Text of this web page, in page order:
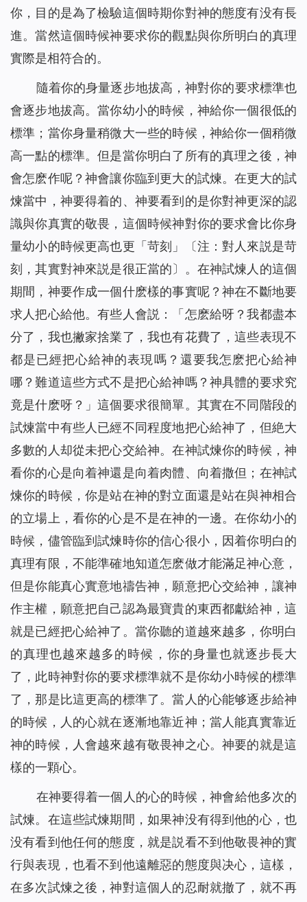
你，目的是為了檢驗這個時期你對神的態度有没有長
進。當然這個時候神要求你的觀點與你所明白的真理
實際是相符合的。
隨着你的身量逐步地拔高，神對你的要求標準也
會逐步地拔高。當你幼小的時候，神給你一個很低的
標準；當你身量稍微大一些的時候，神給你一個稍微
高一點的標準。但是當你明白了所有的真理之後，神
會怎麽作呢？神會讓你臨到更大的試煉。在更大的試
煉當中，神要得着的、神要看到的是你對神更深的認
識與你真實的敬畏，這個時候神對你的要求會比你身
量幼小的時候更高也更「苛刻」〔注：對人來説是苛
刻，其實對神來説是很正當的〕。在神試煉人的這個
期間，神要作成一個什麽樣的事實呢？神在不斷地要
求人把心給他。有些人會説：「怎麽給呀？我都盡本
分了，我也撇家捨業了，我也有花費了，這些表現不
都是已經把心給神的表現嗎？還要我怎麽把心給神
哪？難道這些方式不是把心給神嗎？神具體的要求究
竟是什麽呀？」這個要求很簡單。其實在不同階段的
試煉當中有些人已經不同程度地把心給神了，但絶大
多數的人却從未把心交給神。在神試煉你的時候，神
看你的心是向着神還是向着肉體、向着撒但；在神試
煉你的時候，你是站在神的對立面還是站在與神相合
的立場上，看你的心是不是在神的一邊。在你幼小的
時候，儘管臨到試煉時你的信心很小，因着你明白的
真理有限，不能準確地知道怎麽做才能滿足神心意，
但是你能真心實意地禱告神，願意把心交給神，讓神
作主權，願意把自己認為最寶貴的東西都獻給神，這
就是已經把心給神了。當你聽的道越來越多，你明白
的真理也越來越多的時候，你的身量也就逐步長大
了，此時神對你的要求標準就不是你幼小時候的標準
了，那是比這更高的標準了。當人的心能够逐步給神
的時候，人的心就在逐漸地靠近神；當人能真實靠近
神的時候，人會越來越有敬畏神之心。神要的就是這
樣的一顆心。
在神要得着一個人的心的時候，神會給他多次的
試煉。在這些試煉期間，如果神没有得到他的心，也
没有看到他任何的態度，就是説看不到他敬畏神的實
行與表現，也看不到他遠離惡的態度與决心，這樣，
在多次試煉之後，神對這個人的忍耐就撤了，就不再